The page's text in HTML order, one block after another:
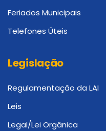
Feriados Municipais
Telefones Úteis
Legislação
Regulamentação da LAI
Leis
Legal/Lei Orgânica